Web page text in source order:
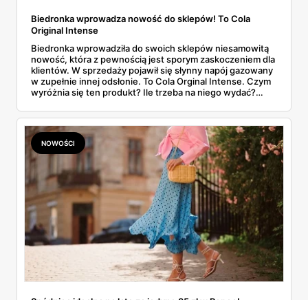
Biedronka wprowadza nowość do sklepów! To Cola
Original Intense
Biedronka wprowadziła do swoich sklepów niesamowitą
nowość, która z pewnością jest sporym zaskoczeniem dla
klientów. W sprzedaży pojawił się słynny napój gazowany
w zupełnie innej odsłonie. To Cola Orginal Intense. Czym
wyróżnia się ten produkt? Ile trzeba na niego wydać?
NOWOŚCI